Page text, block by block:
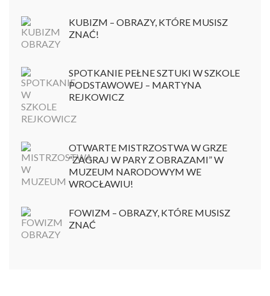
KUBIZM – OBRAZY, KTÓRE MUSISZ
ZNAĆ!
SPOTKANIE PEŁNE SZTUKI W SZKOLE
PODSTAWOWEJ – MARTYNA
REJKOWICZ
OTWARTE MISTRZOSTWA W GRZE
“ZAGRAJ W PARY Z OBRAZAMI” W
MUZEUM NARODOWYM WE
WROCŁAWIU!
FOWIZM – OBRAZY, KTÓRE MUSISZ
ZNAĆ